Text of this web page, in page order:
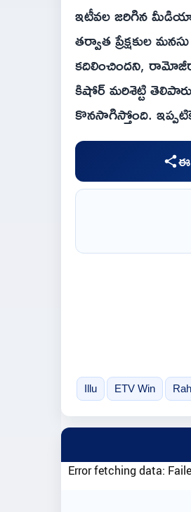
ఇటీవల జరిగిన మీడియా
తర్వాత ప్రేక్షకుల
కదిలించిందని,
కిషోర్ మరిశెట్టి
కొనసాగిస్తోంది.
ఈ
Illu ETV Win
Error fetching data: